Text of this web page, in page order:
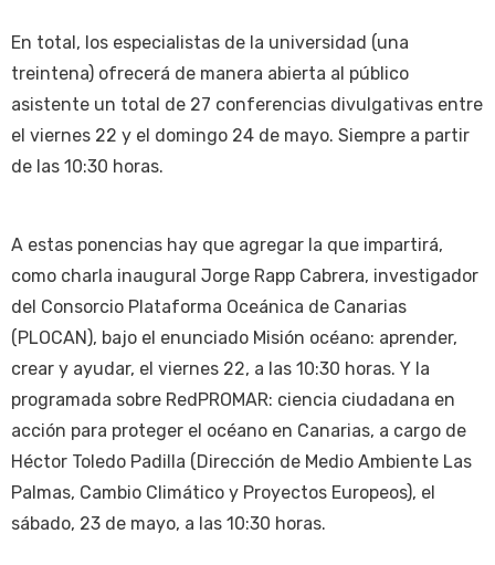
En total, los especialistas de la universidad (una
treintena) ofrecerá de manera abierta al público
asistente un total de 27 conferencias divulgativas entre
el viernes 22 y el domingo 24 de mayo. Siempre a partir
de las 10:30 horas.
A estas ponencias hay que agregar la que impartirá,
como charla inaugural Jorge Rapp Cabrera, investigador
del Consorcio Plataforma Oceánica de Canarias
(PLOCAN), bajo el enunciado Misión océano: aprender,
crear y ayudar, el viernes 22, a las 10:30 horas. Y la
programada sobre RedPROMAR: ciencia ciudadana en
acción para proteger el océano en Canarias, a cargo de
Héctor Toledo Padilla (Dirección de Medio Ambiente Las
Palmas, Cambio Climático y Proyectos Europeos), el
sábado, 23 de mayo, a las 10:30 horas.